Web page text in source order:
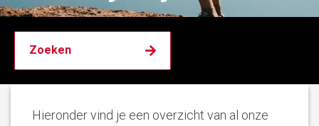
Hieronder vind je een overzicht van al onze